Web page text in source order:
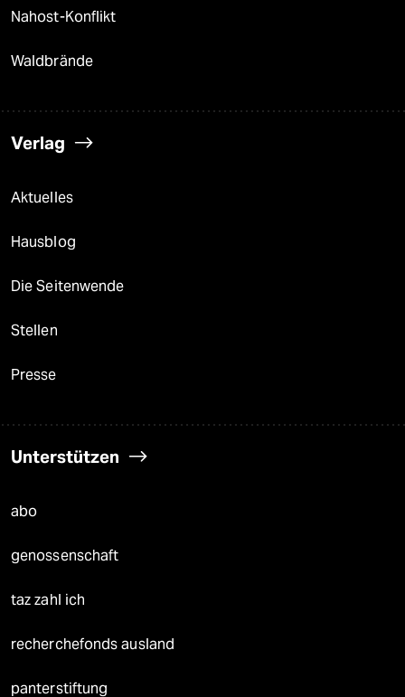
Nahost-Konflikt
Waldbrände
Verlag
Aktuelles
Hausblog
Die Seitenwende
Stellen
Presse
Unterstützen
abo
genossenschaft
taz zahl ich
recherchefonds ausland
panterstiftung